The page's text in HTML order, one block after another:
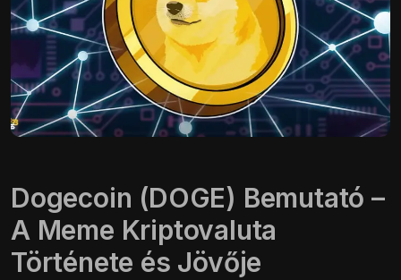
Dogecoin (DOGE) Bemutató –
A Meme Kriptovaluta
Története és Jövője